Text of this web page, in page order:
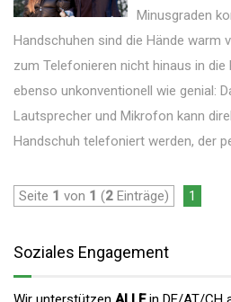
Minusgraden
Handschuhen sind die Hände warm
zum Telefonieren nicht hinaus in die
ebenso unkonventionell wie genial:
Lautsprecher und Mikrofon kann
Handschuh telefoniert werden, der
Seite 1 von 1 (2 Einträge) 1
Soziales Engagement